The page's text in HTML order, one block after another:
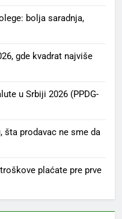
bolja saradnja,
gde kvadrat najviše
u Srbiji 2026 (PPDG-
šta prodavac ne sme da
plaćate pre prve